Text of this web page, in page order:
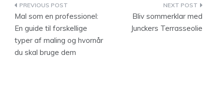
Indlægsnavigation
Mal som en professionel:
En guide til forskellige
typer af maling og hvornår
du skal bruge dem
Bliv sommerklar med
Junckers Terrasseolie